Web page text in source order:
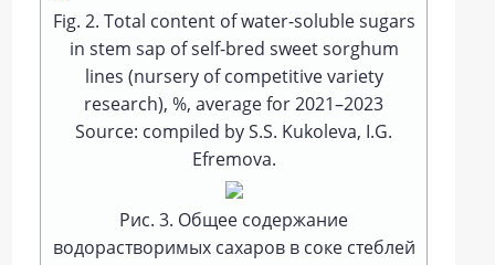
Fig. 2. Total cоntent of watеr-sоluble sugars
in stem sap of self-bred sweet sorghum
lines (nursery of competitive variety
research), %, average for 2021–2023
Source: compiled by S.S. Kukoleva, I.G.
Efremova.
Рис. 3. Общее содержание
водорастворимых сахаров в соке стеблей